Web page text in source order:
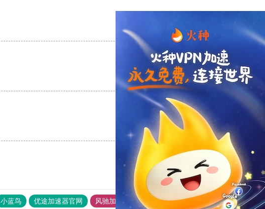
支持
支持[0] 反对[0]
支持[0] 反对[0]
小蓝鸟 优途加速器官网 风驰加速器 旋风加速器